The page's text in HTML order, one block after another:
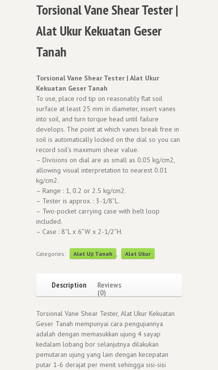
Torsional Vane Shear Tester |
Alat Ukur Kekuatan Geser
Tanah
Torsional Vane Shear Tester | Alat Ukur
Kekuatan Geser Tanah
To use, place rod tip on reasonably flat soil
surface at least 25 mm in diameter, insert vanes
into soil, and turn torque head until failure
develops. The point at which vanes break free in
soil is automatically locked on the dial so you can
record soil’s maximum shear value.
– Divisions on dial are as small as 0.05 kg/cm2,
allowing visual interpretation to nearest 0.01
kg/cm2.
– Range : 1, 0.2 or 2.5 kg/cm2.
– Tester is approx. : 3-1/8”L.
– Two-pocket carrying case with belt loop
included.
– Case : 8”L x 6”W x 2-1/2”H.
Categories: Alat Uji Tanah Alat Ukur
Description
Reviews
(0)
Torsional Vane Shear Tester, Alat Ukur Kekuatan
Geser Tanah mempunyai cara pengujiannya
adalah dengan memasukkan ujung 4 sayap
kedalam lobang bor selanjutnya dilakukan
pemutaran ujung yang lain dengan kecepatan
putar 1-6 derajat per menit sehingga sisi-sisi